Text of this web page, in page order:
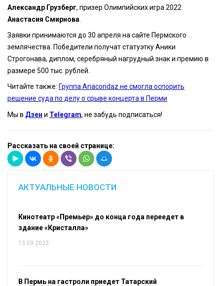
Александр Грузберг, призер Олимпийских игра 2022
Анастасия Смирнова
Заявки принимаются до 30 апреля на сайте Пермского
землячества. Победители получат статуэтку Аники
Строгонава, диплом, серебряный нагрудный знак и премию в
размере 500 тыс. рублей.
Читайте также: Группа Anacondaz не смогла оспорить
решение суда по делу о срыве концерта в Перми
Мы в Дзен и Telegram, не забудь подписаться!
Рассказать на своей странице:
АКТУАЛЬНЫЕ НОВОСТИ
Кинотеатр «Премьер» до конца года переедет в
здание «Кристалла»
13.09.2023
В Пермь на гастроли приедет Татарский